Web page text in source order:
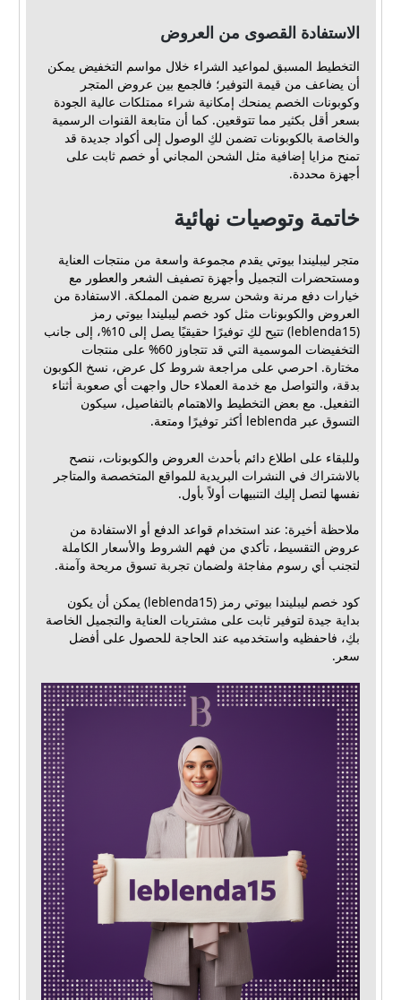
الاستفادة القصوى من العروض
التخطيط المسبق لمواعيد الشراء خلال مواسم التخفيض يمكن
أن يضاعف من قيمة التوفير؛ فالجمع بين عروض المتجر
وكوبونات الخصم يمنحك إمكانية شراء ممتلكات عالية الجودة
بسعر أقل بكثير مما تتوقعين. كما أن متابعة القنوات الرسمية
والخاصة بالكوبونات تضمن لكِ الوصول إلى أكواد جديدة قد
تمنح مزايا إضافية مثل الشحن المجاني أو خصم ثابت على
أجهزة محددة.
خاتمة وتوصيات نهائية
متجر ليبليندا بيوتي يقدم مجموعة واسعة من منتجات العناية
ومستحضرات التجميل وأجهزة تصفيف الشعر والعطور مع
خيارات دفع مرنة وشحن سريع ضمن المملكة. الاستفادة من
العروض والكوبونات مثل كود خصم ليبليندا بيوتي رمز
(leblenda15) تتيح لكِ توفيرًا حقيقيًا يصل إلى 10%، إلى جانب
التخفيضات الموسمية التي قد تتجاوز 60% على منتجات
مختارة. احرصي على مراجعة شروط كل عرض، نسخ الكوبون
بدقة، والتواصل مع خدمة العملاء حال واجهت أي صعوبة أثناء
التفعيل. مع بعض التخطيط والاهتمام بالتفاصيل، سيكون
التسوق عبر leblenda أكثر توفيرًا ومتعة.
وللبقاء على اطلاع دائم بأحدث العروض والكوبونات، ننصح
بالاشتراك في النشرات البريدية للمواقع المتخصصة والمتاجر
نفسها لتصل إليك التنبيهات أولاً بأول.
ملاحظة أخيرة: عند استخدام قواعد الدفع أو الاستفادة من
عروض التقسيط، تأكدي من فهم الشروط والأسعار الكاملة
لتجنب أي رسوم مفاجئة ولضمان تجربة تسوق مريحة وآمنة.
كود خصم ليبليندا بيوتي رمز (leblenda15) يمكن أن يكون
بداية جيدة لتوفير ثابت على مشتريات العناية والتجميل الخاصة
بكِ، فاحفظيه واستخدميه عند الحاجة للحصول على أفضل
سعر.